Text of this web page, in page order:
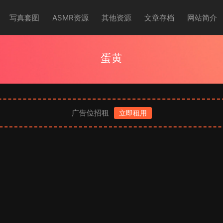
写真套图 ASMR资源 其他资源 文章存档 网站简介
蛋黄
广告位招租 立即租用